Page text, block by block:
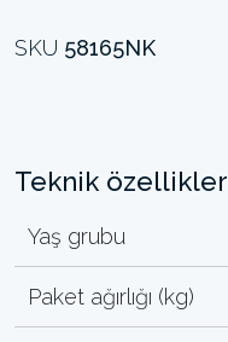
SKU 58165NK
Teknik özellikler
Yaş grubu
Paket ağırlığı (kg)